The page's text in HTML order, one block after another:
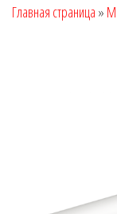
Главная страница »